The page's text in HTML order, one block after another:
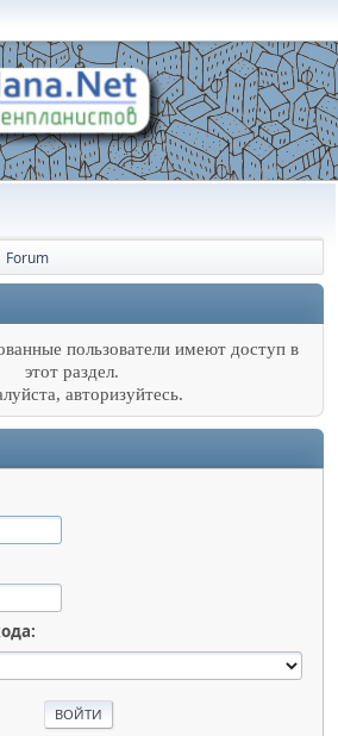
Forum
пользователи имеют доступ в
этот раздел.
авторизуйтесь.